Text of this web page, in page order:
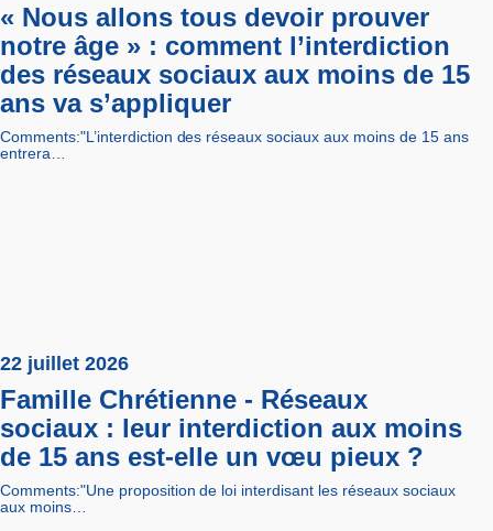
« Nous allons tous devoir prouver
notre âge » : comment l’interdiction
des réseaux sociaux aux moins de 15
ans va s’appliquer
Comments:"L’interdiction des réseaux sociaux aux moins de 15 ans
entrera…
22 juillet 2026
Famille Chrétienne - Réseaux
sociaux : leur interdiction aux moins
de 15 ans est-elle un vœu pieux ?
Comments:"Une proposition de loi interdisant les réseaux sociaux
aux moins…